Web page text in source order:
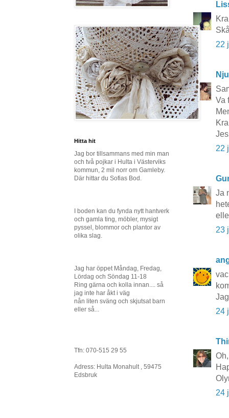
22
Va
22
Ja
23
24
24
Hitta hit
Jag bor tillsammans med min man
och två pojkar i Hulta i Västerviks
kommun, 2 mil norr om Gamleby.
Där hittar du Sofias Bod.
I boden kan du fynda nytt hantverk
och gamla ting, möbler, mysigt
pyssel, blommor och plantor av
olika slag.
Jag har öppet Måndag, Fredag,
Lördag och Söndag 11-18
Ring gärna och kolla innan.... så
jag inte har åkt i väg
nån liten sväng och skjutsat barn
eller så...
Tfn: 070-515 29 55
Adress: Hulta Monahult , 59475
Edsbruk